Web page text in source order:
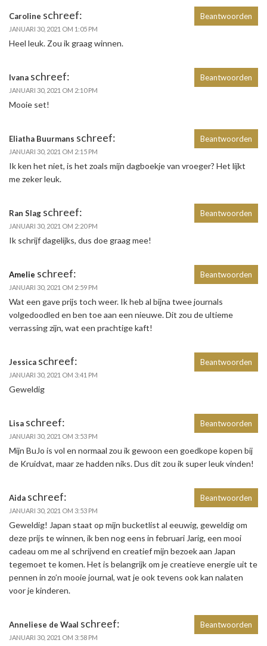
Caroline schreef:
JANUARI 30, 2021 OM 1:05 PM
Heel leuk. Zou ik graag winnen.
Beantwoorden
Ivana schreef:
JANUARI 30, 2021 OM 2:10 PM
Mooie set!
Beantwoorden
Eliatha Buurmans schreef:
JANUARI 30, 2021 OM 2:15 PM
Ik ken het niet, is het zoals mijn dagboekje van vroeger? Het lijkt
me zeker leuk.
Beantwoorden
Ran Slag schreef:
JANUARI 30, 2021 OM 2:20 PM
Ik schrijf dagelijks, dus doe graag mee!
Beantwoorden
Amelie schreef:
JANUARI 30, 2021 OM 2:59 PM
Wat een gave prijs toch weer. Ik heb al bijna twee journals
volgedoodled en ben toe aan een nieuwe. Dit zou de ultieme
verrassing zijn, wat een prachtige kaft!
Beantwoorden
Jessica schreef:
JANUARI 30, 2021 OM 3:41 PM
Geweldig
Beantwoorden
Lisa schreef:
JANUARI 30, 2021 OM 3:53 PM
Mijn BuJo is vol en normaal zou ik gewoon een goedkope kopen bij
de Kruidvat, maar ze hadden niks. Dus dit zou ik super leuk vinden!
Beantwoorden
Aida schreef:
JANUARI 30, 2021 OM 3:53 PM
Geweldig! Japan staat op mijn bucketlist al eeuwig, geweldig om
deze prijs te winnen, ik ben nog eens in februari Jarig, een mooi
cadeau om me al schrijvend en creatief mijn bezoek aan Japan
tegemoet te komen. Het is belangrijk om je creatieve energie uit te
pennen in zo’n mooie journal, wat je ook tevens ook kan nalaten
voor je kinderen.
Beantwoorden
Anneliese de Waal schreef:
JANUARI 30, 2021 OM 3:58 PM
Beantwoorden